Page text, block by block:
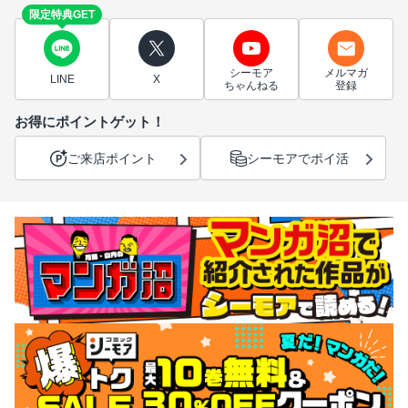
限定特典GET
LINE X
シーモア
ちゃんねる
メルマガ
登録
お得にポイントゲット！
ご来店ポイント シーモアでポイ活